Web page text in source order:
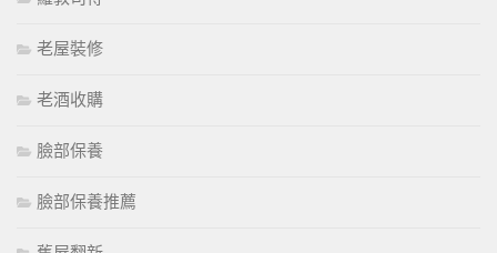
老屋裝修
老酒收購
臉部保養
臉部保養推薦